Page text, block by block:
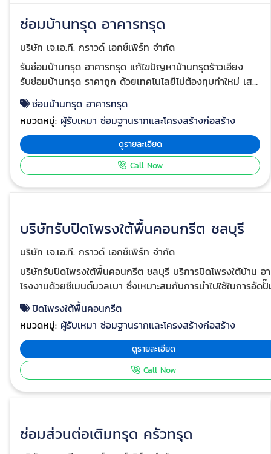
เติม https://www.jatgroundexpert.com/solutions/
repair-thai.html
ซ่อมบ้านทรุด อาคารทรุด
บริษัท เจ.เอ.ที. กราวด์ เอกซ์เพิร์ท จำกัด
รับซ่อมบ้านทรุด อาคารทรุด แก้ไขปัญหาบ้านทรุดร้าวเอียง
รับซ่อมบ้านทรุด ราคาถูก ด้วยเทคโนโลยีไม่ต้องทุบทำใหม่ เสา
ไม่แพงอย่างที่คิด งานแก้ปัญหาส่วนต่อเติมบ้านทรุดเอียงจุด
เชื่อมต่ออาคารแตกร้าว บริการโดยวิศวกร เสริมฐานรากด้วย
เสาเข็มไมโครไพล์ แก้ปัญหาโครงสร้างอาคารทรุด บ้านทรุด
ส่วนต่อเติมทรุด ครัวทรุด อาคารร้าว โครงสร้างแตกร้าว รวม
ถึงยกปรับระดับโครงสร้างและอาคาร ปัญหาบ้านทรุดตัว การ
บ้านทรุด การแก้ปัญหาที่ไม่ตรงจุดไม่สามารถแก้ปัญหาบ้าน
ตัว 1. ความลึกของเสาเข็มที่ไม่ได้ยืนอยู่บนชั้นดินแข็ง 2. เกิด
ความเสียหายที่เสาเข็มขณะทำการตอก 3. การทรุดตัวที่แตก
ต่างกันของโครงสร้าง เช่น ส่วนต่อเติมจากอาคารเดิม 4. การ
ต่อเติมอาคารที่มีนํ้าหนักมากกว่าที่ออกแบบไว้ รับซ่อมบ้านทรุด
ส่วนต่อเติมบ้าน-อาคารทรุดเอียงมีรอยแยกออกจากอาคาร
หลัก ใช้วิธีการเสริมฐานรากด้วยการกดเสาเข็มไมโครไพล์ระบบ
ไฮดรอลิกและติดตั้งบ่ารับน้ำหนัก ยกส่วนต่อเติมให้ได้ระดับตรง
องศา วัดด้วยเครื่องมือวัดระดับแบบเลเซอร์จบปัญหาส่วนต่อ
เติมบ้านทรุด ซ่อมแซมพื้นและผนังที่แตกร้าว บริการครบจบ
352-7878 รายละเอียดเพิ่ม
เติม https://www.jatgroundexpert.com/solutions/micro-
ซ่อมบ้านทรุด อาคารทรุด
หมวดหมู่: ผู้รับเหมา ซ่อมฐานรากและโครงสร้างก่อสร้าง
ดูรายละเอียด
Call Now
บริษัทรับปิดโพรงใต้พื้นคอนกรีต ชลบุรี
บริษัท เจ.เอ.ที. กราวด์ เอกซ์เพิร์ท จำกัด
บริษัทรับปิดโพรงใต้พื้นคอนกรีต ชลบุรี บริการปิดโพรงใต้บ้าน อาคาร
โรงงานด้วยซีเมนต์มวลเบา ซึ่งเหมาะสมกับการนำไปใช้ในการอัด
เพื่อปิดซ่อมโพรงต่างๆ ดังนี้ บริษัทรับปิดโพรงใต้อาคาร โรงงาน หรือ
โกดัง เพื่อป้องกันและแก้ปัญหาต่างๆ ดังนี้ ขยะมูลฝอยที่จะเข้าไป
สะสมอยู่ใต้อาคาร นํ้าใต้ดิน น้ำฝน หรือนํ้าเสียจากอาคาร ที่จะไหล
เข้าไปสะสมอยู่ใต้อาคาร ส่งผลให้เป็นแหล่งเพาะเชื้อโรคต่างๆ สัตว์มี
พิษ สัตว์ที่เป็นพาหะนำเชื้อโรค หรือสัตว์เลี้ยงที่จะเข้าไปอาศัยอยู่ใต้
อาคาร ช่วยเพิ่มความสามารถในการรับนํ้าหนัก และเสถียรภาพให้พื้น
และโครงสร้างอาคาร ลดการสั่นสะเทือนของพื้นและโครงสร้างที่รอง
โพรงใต้แผ่นพื้นถนนคอนกรีต หมายถึงการอุดซ่อมโพรงช่องว่าง
ขึ้นใต้แผ่นพื้นถนนคอนกรีต โดยวิธีการเจาะรูแผ่นพื้นถนนคอนกรี
ปิดโพรงใต้พื้นคอนกรีต
หมวดหมู่: ผู้รับเหมา ซ่อมฐานรากและโครงสร้างก่อสร้าง
ดูรายละเอียด
Call Now
ซ่อมส่วนต่อเติมทรุด ครัวทรุด